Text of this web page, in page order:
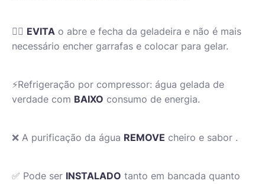
👍🏻 EVITA o abre e fecha da geladeira e não é mais
necessário encher garrafas e colocar para gelar.
⚡️Refrigeração por compressor: água gelada de
verdade com BAIXO consumo de energia.
❌ A purificação da água REMOVE cheiro e sabor .
✅ Pode ser INSTALADO tanto em bancada quanto